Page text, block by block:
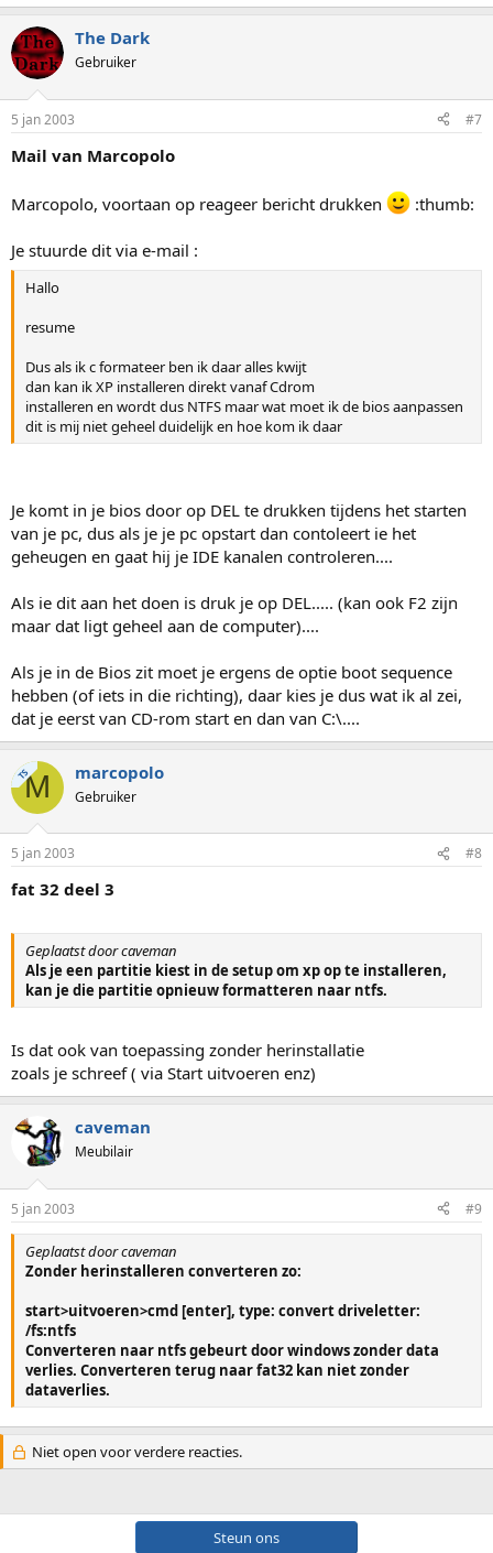
The Dark
Gebruiker
5 jan 2003 #7
Mail van Marcopolo
Marcopolo, voortaan op reageer bericht drukken :thumb:
Je stuurde dit via e-mail :
Hallo
resume
Dus als ik c formateer ben ik daar alles kwijt
dan kan ik XP installeren direkt vanaf Cdrom
installeren en wordt dus NTFS maar wat moet ik de bios aanpassen
dit is mij niet geheel duidelijk en hoe kom ik daar
Je komt in je bios door op DEL te drukken tijdens het starten
van je pc, dus als je je pc opstart dan contoleert ie het
geheugen en gaat hij je IDE kanalen controleren....
Als ie dit aan het doen is druk je op DEL..... (kan ook F2 zijn
maar dat ligt geheel aan de computer)....
Als je in de Bios zit moet je ergens de optie boot sequence
hebben (of iets in die richting), daar kies je dus wat ik al zei,
dat je eerst van CD-rom start en dan van C:\....
TSM marcopolo
Gebruiker
5 jan 2003 #8
fat 32 deel 3
Geplaatst door caveman
Als je een partitie kiest in de setup om xp op te installeren,
kan je die partitie opnieuw formatteren naar ntfs.
Is dat ook van toepassing zonder herinstallatie
zoals je schreef ( via Start uitvoeren enz)
caveman
Meubilair
5 jan 2003 #9
Geplaatst door caveman
Zonder herinstalleren converteren zo:
start>uitvoeren>cmd [enter], type: convert driveletter:
/fs:ntfs
Converteren naar ntfs gebeurt door windows zonder data
verlies. Converteren terug naar fat32 kan niet zonder
dataverlies.
Niet open voor verdere reacties.
Steun ons